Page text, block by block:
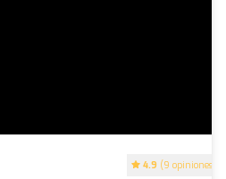
4.9 (9 opiniones)